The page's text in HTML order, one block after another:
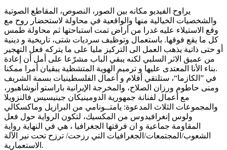
يراوح الفيديو مكانه بين الصور، النصوص، المقاطع الصوتية
والشخصيات الخيالية منها والواقعية في محاولة لاستحضار روح مع
وقع الاستيلاء عليه غدرا من أراض تمت استباحتها ثم محاولة طمس
كل ما يقع فوقها. باستعمال وتوظيف سرديات شتى، تاريخية و دينية
أو حتى ذاتية يذهب العمل الى التركيز مليا على ما يتركه فعل التهجير
من عميق الاثر السلبي لكنه يبقي الباب مشرّعا على أمل أن إعادة
بناء الأنا المعتدى عليها و ترميم الهوية المتشظية يبقيان أمرا ممكنا.
في ”الكازما“، ستلتقي أفلام و أعمال الفلسطينيات بسمة الشريف
ومنى حاطوم ورزان الصلاح، والمخرجة الإيرانية باراستو أنوشاهبور،
مع أعمال لفنانة جمهورية الدومينيكان جينيسيس فالنزويلا
والمجموعات الثلاث المدعوة: يامتــونامي من البرازيل وماكسكالي
ولوس إنغرافيدوس من المكسيك، لتكون الرواية حول فعل
المقاومة جماعية و ان فرقتها الجغرافيا ، هي في النهاية رواية
الشعوب/المجتمعات/الجغرافيات التي رزحت/ ترزح تحت نير الآلة
الاستعمارية.